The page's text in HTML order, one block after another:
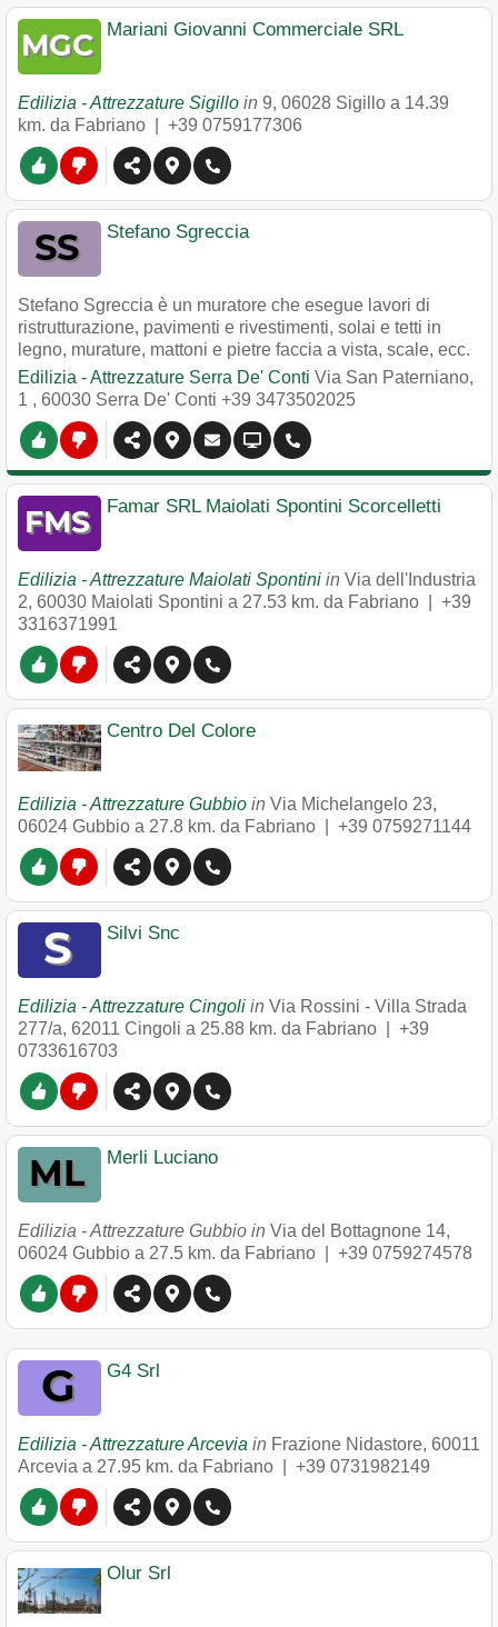
Mariani Giovanni Commerciale SRL
Edilizia - Attrezzature Sigillo in 9, 06028 Sigillo a 14.39
km. da Fabriano | +39 0759177306
Stefano Sgreccia
Stefano Sgreccia è un muratore che esegue lavori di
ristrutturazione, pavimenti e rivestimenti, solai e tetti in
legno, murature, mattoni e pietre faccia a vista, scale, ecc.
Edilizia - Attrezzature Serra De' Conti Via San Paterniano,
1 , 60030 Serra De' Conti +39 3473502025
Famar SRL Maiolati Spontini Scorcelletti
Edilizia - Attrezzature Maiolati Spontini in Via dell'Industria
2, 60030 Maiolati Spontini a 27.53 km. da Fabriano | +39
3316371991
Centro Del Colore
Edilizia - Attrezzature Gubbio in Via Michelangelo 23,
06024 Gubbio a 27.8 km. da Fabriano | +39 0759271144
Silvi Snc
Edilizia - Attrezzature Cingoli in Via Rossini - Villa Strada
277/a, 62011 Cingoli a 25.88 km. da Fabriano | +39
0733616703
Merli Luciano
Edilizia - Attrezzature Gubbio in Via del Bottagnone 14,
06024 Gubbio a 27.5 km. da Fabriano | +39 0759274578
G4 Srl
Edilizia - Attrezzature Arcevia in Frazione Nidastore, 60011
Arcevia a 27.95 km. da Fabriano | +39 0731982149
Olur Srl